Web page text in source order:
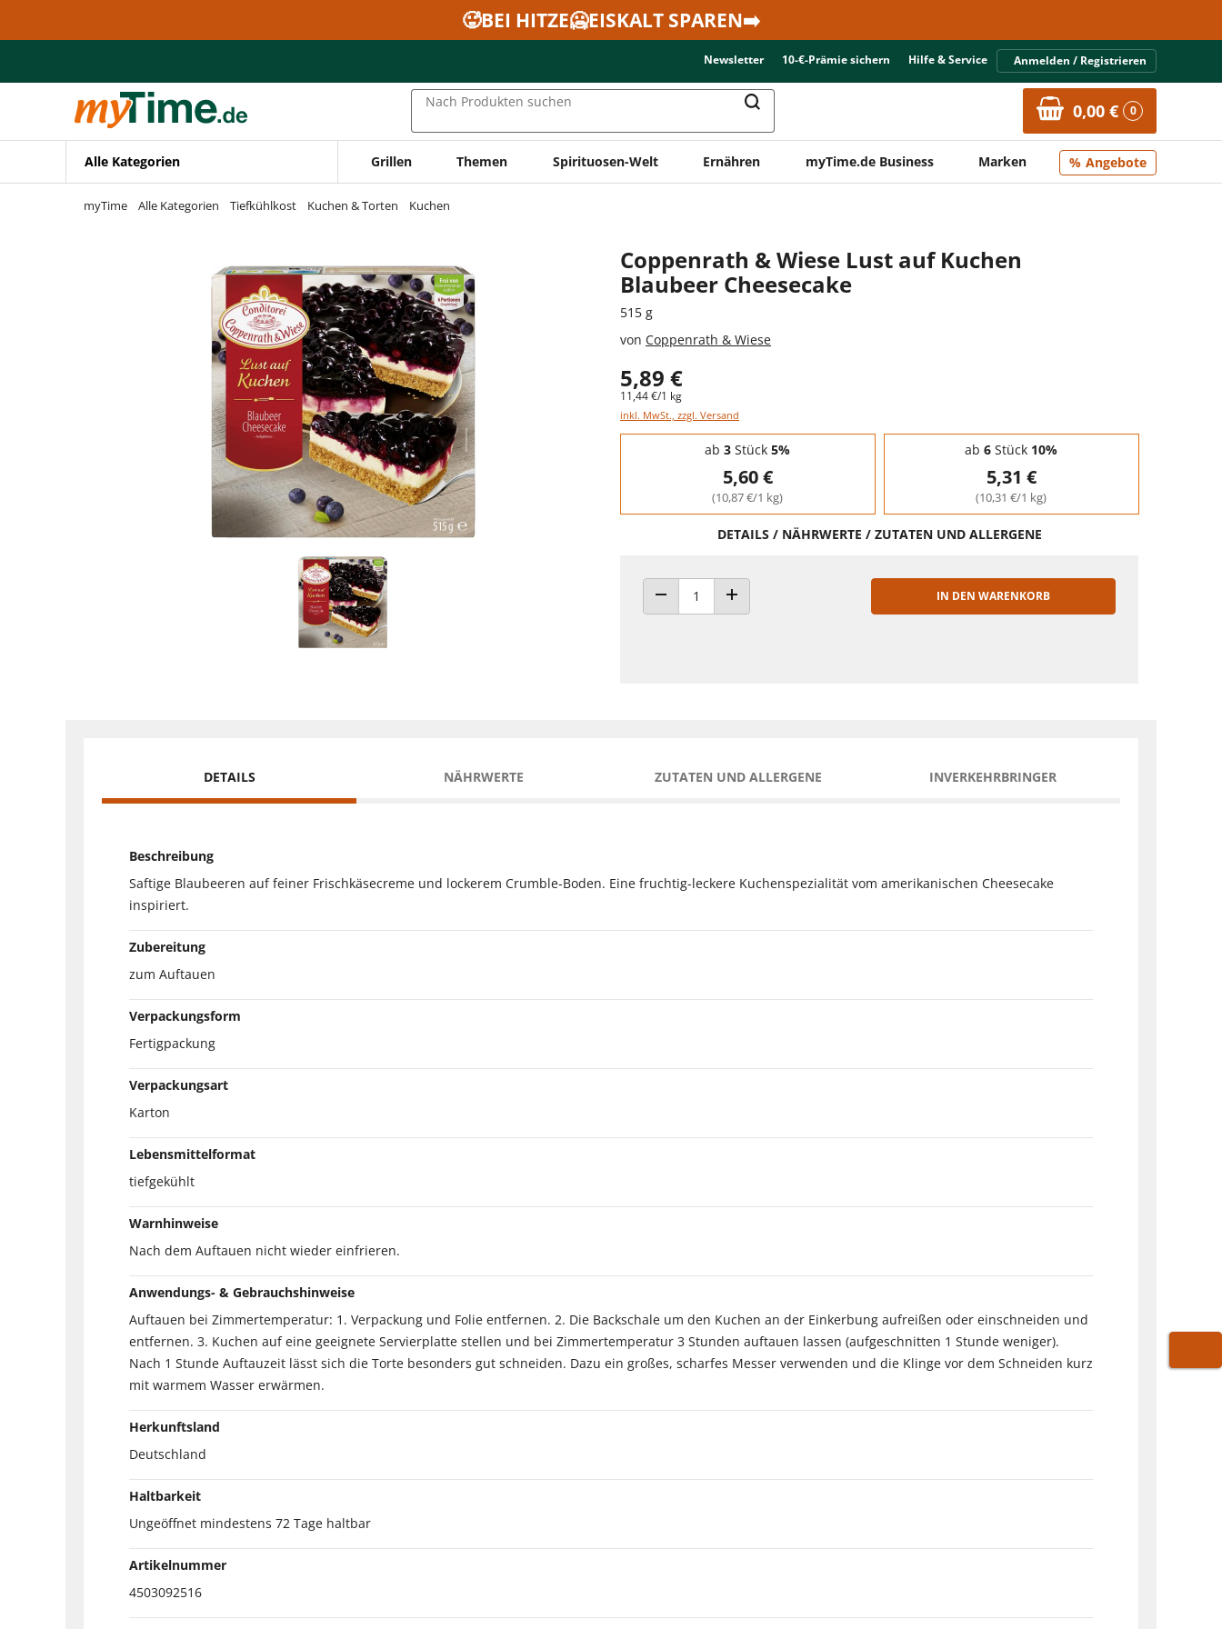
Zur Navigation springen
🥵BEI HITZE🥶EISKALT SPAREN➡️
Newsletter 10-€-Prämie sichern Hilfe & Service Anmelden / Registrieren
Nach Produkten suchen 0,00 € 0
Alle Kategorien Grillen Themen Spirituosen-Welt Ernähren myTime.de Business Marken Angebote
myTime Alle Kategorien Tiefkühlkost Kuchen & Torten Kuchen
Coppenrath & Wiese Lust auf Kuchen
Blaubeer Cheesecake
515 g
von Coppenrath & Wiese
5,89 €
11,44 €/1 kg
inkl. MwSt., zzgl. Versand
Staffelpreise - Mengenrabatt
ab 3 Stück 5%
5,60 €
(10,87 €/1 kg)
ab 6 Stück 10%
5,31 €
(10,31 €/1 kg)
DETAILS / NÄHRWERTE / ZUTATEN UND ALLERGENE
ANZAHL VERRINGERNANZAHL ERHÖHEN
IN DEN WARENKORB
DETAILS NÄHRWERTE ZUTATEN UND ALLERGENE INVERKEHRBRINGER
Beschreibung
Saftige Blaubeeren auf feiner Frischkäsecreme und lockerem Crumble-Boden. Eine fruchtig-leckere Kuchenspezialität vom amerikanischen Cheesecake
inspiriert.
Zubereitung
zum Auftauen
Verpackungsform
Fertigpackung
Verpackungsart
Karton
Lebensmittelformat
tiefgekühlt
Warnhinweise
Nach dem Auftauen nicht wieder einfrieren.
Anwendungs- & Gebrauchshinweise
Auftauen bei Zimmertemperatur: 1. Verpackung und Folie entfernen. 2. Die Backschale um den Kuchen an der Einkerbung aufreißen oder einschneiden und
entfernen. 3. Kuchen auf eine geeignete Servierplatte stellen und bei Zimmertemperatur 3 Stunden auftauen lassen (aufgeschnitten 1 Stunde weniger).
Nach 1 Stunde Auftauzeit lässt sich die Torte besonders gut schneiden. Dazu ein großes, scharfes Messer verwenden und die Klinge vor dem Schneiden kurz
mit warmem Wasser erwärmen.
Herkunftsland
Deutschland
Haltbarkeit
Ungeöffnet mindestens 72 Tage haltbar
Artikelnummer
4503092516